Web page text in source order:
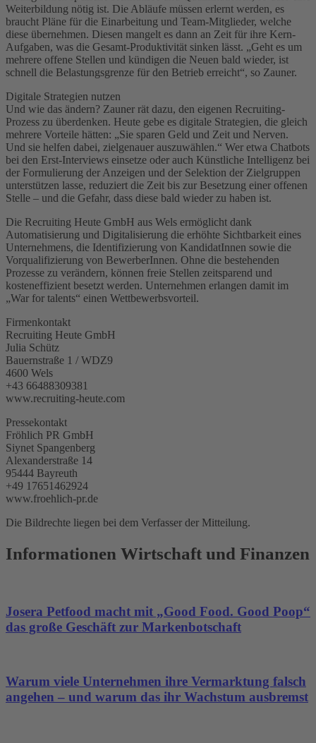
Weiterbildung nötig ist. Die Abläufe müssen erlernt werden, es
braucht Pläne für die Einarbeitung und Team-Mitglieder, welche
diese übernehmen. Diesen mangelt es dann an Zeit für ihre Kern-
Aufgaben, was die Gesamt-Produktivität sinken lässt. „Geht es um
mehrere offene Stellen und kündigen die Neuen bald wieder, ist
schnell die Belastungsgrenze für den Betrieb erreicht“, so Zauner.
Digitale Strategien nutzen
Und wie das ändern? Zauner rät dazu, den eigenen Recruiting-
Prozess zu überdenken. Heute gebe es digitale Strategien, die gleich
mehrere Vorteile hätten: „Sie sparen Geld und Zeit und Nerven.
Und sie helfen dabei, zielgenauer auszuwählen.“ Wer etwa Chatbots
bei den Erst-Interviews einsetze oder auch Künstliche Intelligenz bei
der Formulierung der Anzeigen und der Selektion der Zielgruppen
unterstützen lasse, reduziert die Zeit bis zur Besetzung einer offenen
Stelle – und die Gefahr, dass diese bald wieder zu haben ist.
Die Recruiting Heute GmbH aus Wels ermöglicht dank
Automatisierung und Digitalisierung die erhöhte Sichtbarkeit eines
Unternehmens, die Identifizierung von KandidatInnen sowie die
Vorqualifizierung von BewerberInnen. Ohne die bestehenden
Prozesse zu verändern, können freie Stellen zeitsparend und
kosteneffizient besetzt werden. Unternehmen erlangen damit im
„War for talents“ einen Wettbewerbsvorteil.
Firmenkontakt
Recruiting Heute GmbH
Julia Schütz
Bauernstraße 1 / WDZ9
4600 Wels
+43 66488309381
www.recruiting-heute.com
Pressekontakt
Fröhlich PR GmbH
Siynet Spangenberg
Alexanderstraße 14
95444 Bayreuth
+49 17651462924
www.froehlich-pr.de
Die Bildrechte liegen bei dem Verfasser der Mitteilung.
Informationen Wirtschaft und Finanzen
Josera Petfood macht mit „Good Food. Good Poop“
das große Geschäft zur Markenbotschaft
Warum viele Unternehmen ihre Vermarktung falsch
angehen – und warum das ihr Wachstum ausbremst